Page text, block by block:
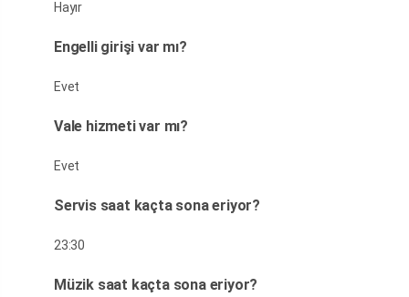
Hayır
Engelli girişi var mı?
Evet
Vale hizmeti var mı?
Evet
Servis saat kaçta sona eriyor?
23:30
Müzik saat kaçta sona eriyor?